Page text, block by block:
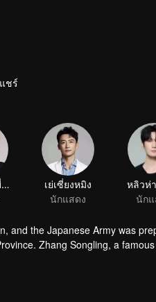
แชร์
เจียวจวิ้นเยี่ยน
เย่เซี่ยงหมิง
นักแสดง
หลิวห่
นักแ
and the Japanese Army was
Zhang Songling, a
joined the army. Through